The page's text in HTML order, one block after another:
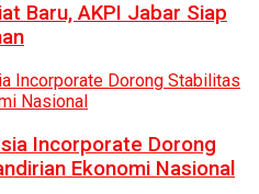
Baru, AKPI Jabar Siap
Incorporate Dorong
Ekonomi Nasional